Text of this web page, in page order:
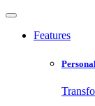
Features